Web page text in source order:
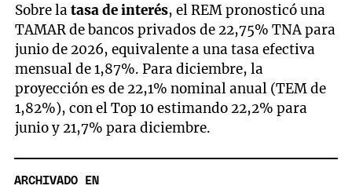
Sobre latasa de interés, el REM pronosticó una
TAMAR de bancos privados de 22,75% TNA para
junio de 2026, equivalente a una tasa efectiva
mensual de 1,87%. Para diciembre, la
proyección es de 22,1% nominal anual (TEM de
1,82%), con el Top 10 estimando 22,2% para
junio y 21,7% para diciembre.
ARCHIVADO EN